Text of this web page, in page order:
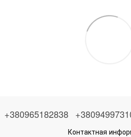
+380965182838
Контактная